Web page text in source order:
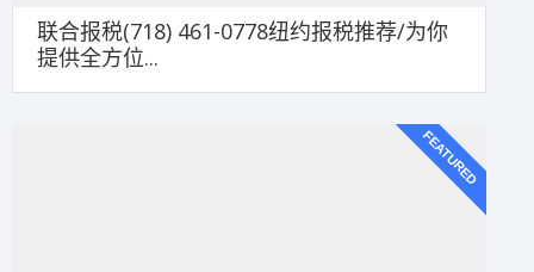
联合报税(718) 461-0778纽约报税推荐/为你
提供全方位...
FEATURED